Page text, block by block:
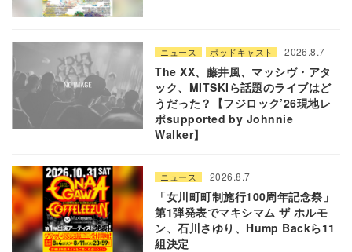
ニュース ポッドキャスト 2026.8.7
The XX、藤井風、マッシヴ・アタ
ック、MITSKIら話題のライブはど
うだった？【フジロック’26現地レ
ポsupported by Johnnie
Walker】
ニュース 2026.8.7
「女川町町制施行100周年記念祭」
第1弾発表でマキシマム ザ ホルモ
ン、石川さゆり、Hump Backら11
組決定